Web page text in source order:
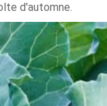
d'automne.